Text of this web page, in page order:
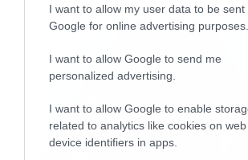
I want to allow my user data to be sent
Google for online advertising purposes.
I want to allow Google to send me
personalized advertising.
I want to allow Google to enable
related to analytics like cookies on
device identifiers in apps.
του 2023 στο Over The Wall
Ηράκλειο Κρήτης και πιο πριν
The Hammers Festival του
τους απολαύσουμε για πρώτη
exclusive old-school set χωρίς
Never, never surrender! Oh, the